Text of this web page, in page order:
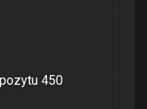
450